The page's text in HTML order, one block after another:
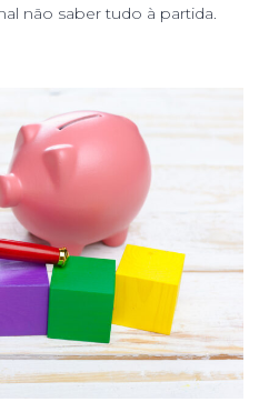
não saber tudo à partida.